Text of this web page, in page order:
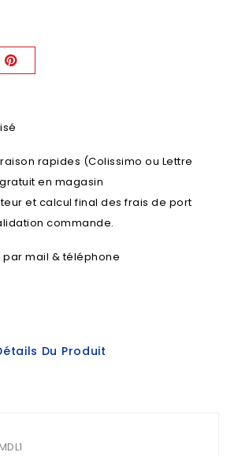
rapides (Colissimo ou Lettre
en magasin
et calcul final des frais de port
commande.
mail & téléphone
Du Produit